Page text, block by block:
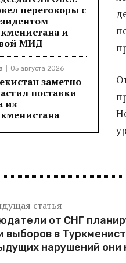
переговоры с
и
МИД
05 августа 2026
заметно
поставки
из
статья
от СНГ
выборов в
нарушений они